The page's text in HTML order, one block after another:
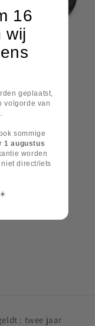
: twee jaar
16
wij
geplaatst,
volgorde van
sommige
1 augustus
worden
direct/iets